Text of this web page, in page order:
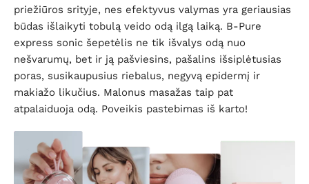
priežiūros srityje, nes efektyvus valymas yra geriausias
būdas išlaikyti tobulą veido odą ilgą laiką. B-Pure
express sonic šepetėlis ne tik išvalys odą nuo
nešvarumų, bet ir ją pašviesins, pašalins išsiplėtusias
poras, susikaupusius riebalus, negyvą epidermį ir
makiažo likučius. Malonus masažas taip pat
atpalaiduoja odą. Poveikis pastebimas iš karto!